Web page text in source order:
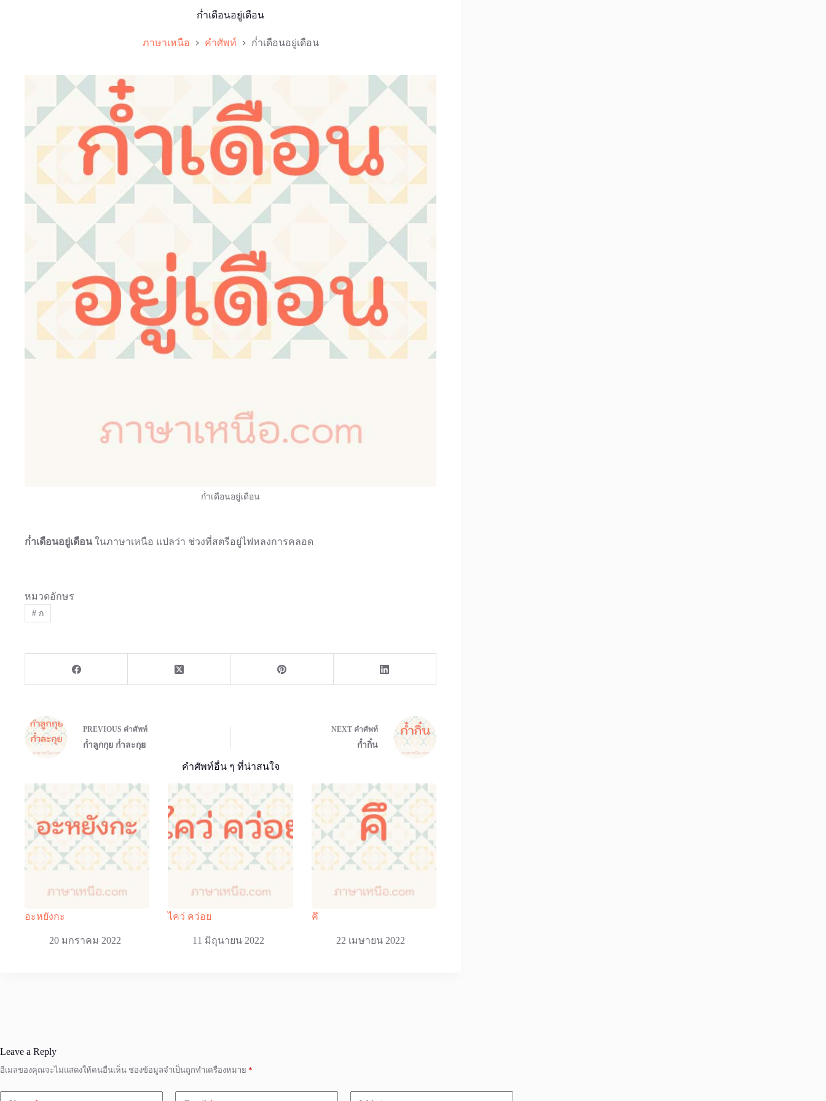
ก๋ําเดือนอยู่เดือน
ภาษาเหนือ คำศัพท์ ก๋ําเดือนอยู่เดือน
ก๋ําเดือนอยู่เดือน
ก๋ําเดือนอยู่เดือน ในภาษาเหนือ แปลว่า ช่วงที่สตรีอยู่ไฟหลงการคลอด
หมวดอักษร
#ก
PREVIOUS คำศัพท์
ก๋ําลูกกุย ก๋ําละกุย
NEXT คำศัพท์
ก๋ำกิ๋น
คำศัพท์อื่น ๆ ที่น่าสนใจ
อะหยังกะ
20 มกราคม 2022
ไคว่ คว่อย
11 มิถุนายน 2022
คึ
22 เมษายน 2022
Leave a Reply
อีเมลของคุณจะไม่แสดงให้คนอื่นเห็น ช่องข้อมูลจำเป็นถูกทำเครื่องหมาย *